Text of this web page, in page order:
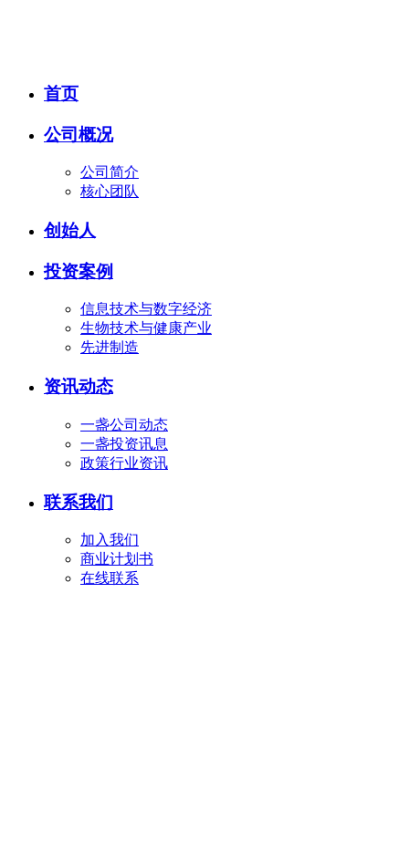
首页
公司概况
公司简介
核心团队
创始人
投资案例
信息技术与数字经济
生物技术与健康产业
先进制造
资讯动态
一盏公司动态
一盏投资讯息
政策行业资讯
联系我们
加入我们
商业计划书
在线联系